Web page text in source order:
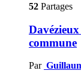
52 Partages
commune
Par